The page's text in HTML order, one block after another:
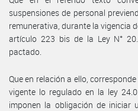
suspensiones de personal
remunerativa, durante la vigencia
artículo 223 bis de la Ley N°
pactado.
Que en relación a ello,
vigente lo regulado en la ley
imponen la obligación de iniciar